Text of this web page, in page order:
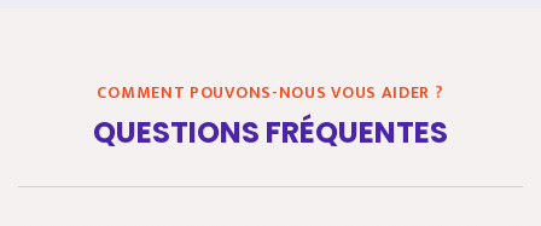
COMMENT POUVONS-NOUS VOUS AIDER ?
QUESTIONS FRÉQUENTES